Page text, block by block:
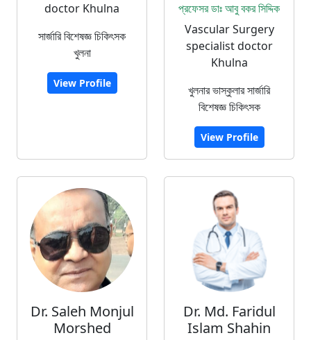
doctor Khulna
সার্জারি বিশেষজ্ঞ চিকিৎসক
খুলনা
View Profile
প্রফেসর ডাঃ আবু বকর সিদ্দিক
Vascular Surgery
specialist doctor
Khulna
খুলনার ভাস্কুলার সার্জারি
বিশেষজ্ঞ চিকিৎসক
View Profile
Dr. Saleh Monjul
Morshed
Dr. Md. Faridul
Islam Shahin